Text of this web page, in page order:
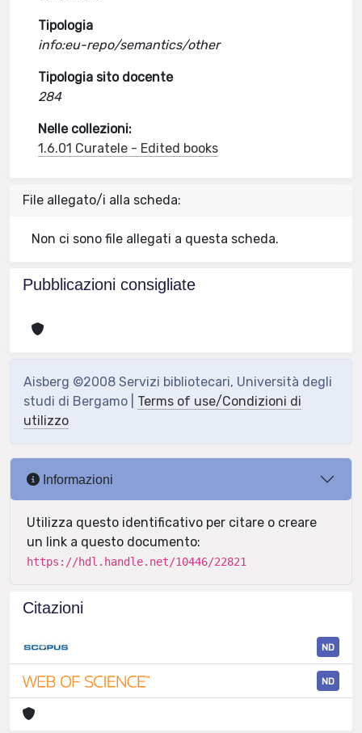
Tipologia
info:eu-repo/semantics/other
Tipologia sito docente
284
Nelle collezioni:
1.6.01 Curatele - Edited books
File allegato/i alla scheda:
Non ci sono file allegati a questa scheda.
Pubblicazioni consigliate
Aisberg ©2008 Servizi bibliotecari, Università degli
studi di Bergamo | Terms of use/Condizioni di
utilizzo
Informazioni
Utilizza questo identificativo per citare o creare
un link a questo documento:
https://hdl.handle.net/10446/22821
Citazioni
ND
ND